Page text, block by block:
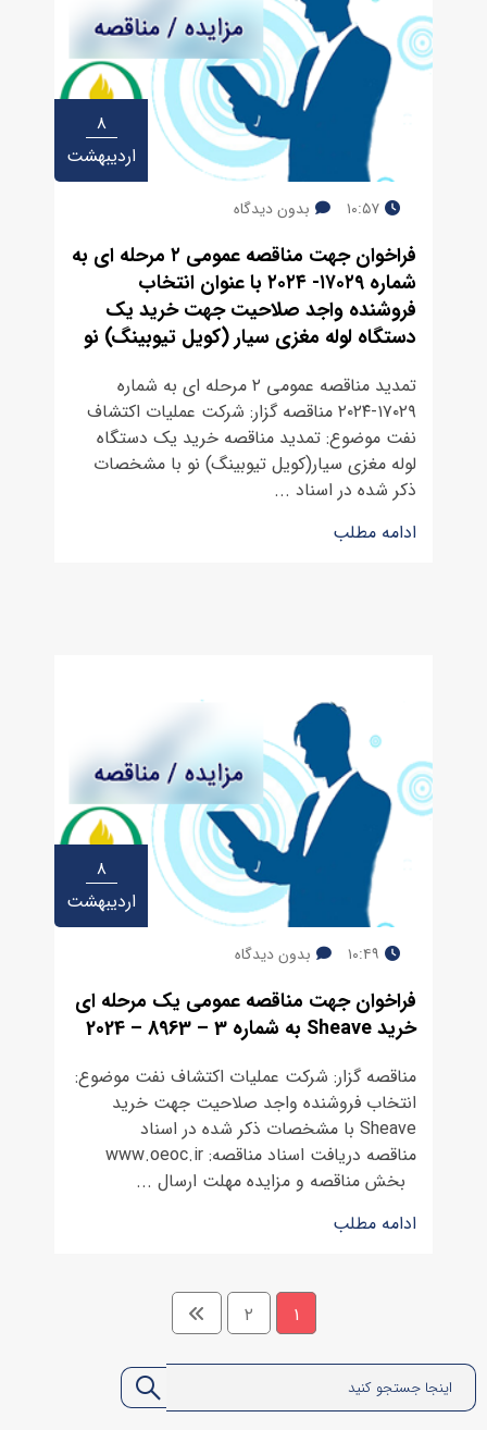
۸
اردیبهشت
۱۰:۵۷ بدون دیدگاه
فراخوان جهت مناقصه عمومی ۲ مرحله ای به
شماره ۱۷۰۲۹- ۲۰۲۴ با عنوان انتخاب
فروشنده واجد صلاحیت جهت خرید یک
دستگاه لوله مغزی سیار (کویل تیوبینگ) نو
تمدید مناقصه عمومی ۲ مرحله ای به شماره
۱۷۰۲۹-۲۰۲۴ مناقصه گزار: شرکت عملیات اکتشاف
نفت موضوع: تمدید مناقصه خرید یک دستگاه
لوله مغزی سیار(کویل تیوبینگ) نو با مشخصات
ذکر شده در اسناد ...
ادامه مطلب
۸
اردیبهشت
۱۰:۴۹ بدون دیدگاه
فراخوان جهت مناقصه عمومی یک مرحله ای
خرید Sheave به شماره 3 – 8963 – 2024
مناقصه گزار: شرکت عملیات اکتشاف نفت موضوع:
انتخاب فروشنده واجد صلاحیت جهت خرید
Sheave با مشخصات ذکر شده در اسناد
مناقصه دریافت اسناد مناقصه: www.oeoc.ir
بخش مناقصه و مزایده مهلت ارسال ...
ادامه مطلب
۱ ۲